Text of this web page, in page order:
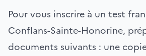
Pour vous inscrire à un test
Conflans-Sainte-Honorine,
documents suivants : une